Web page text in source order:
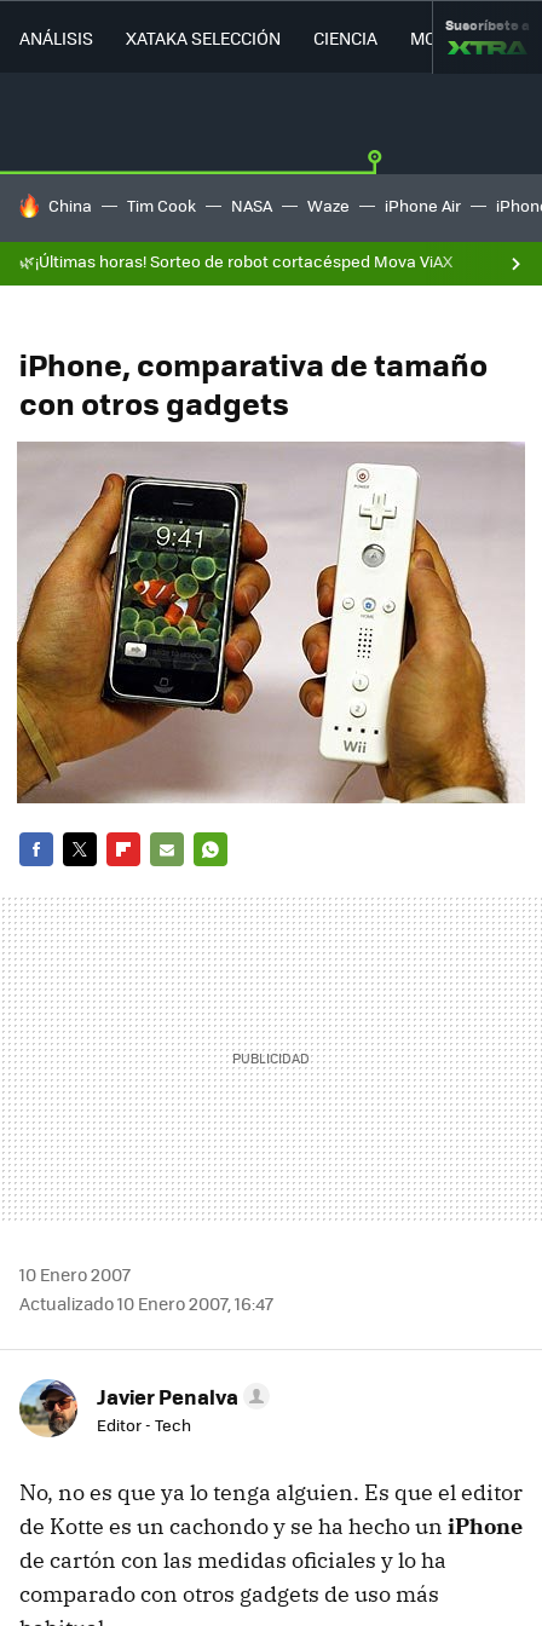
ANÁLISIS XATAKA SELECCIÓN CIENCIA MOVILIDAD
Suscríbete a
HOY SE HABLA DE
China Tim Cook NASA Waze iPhone Air
🌿¡Últimas horas! Sorteo de robot cortacésped Mova ViAX
iPhone, comparativa de tamaño
con otros gadgets
MAIL
10 Enero 2007
Actualizado 10 Enero 2007, 16:47
Javier Penalva
Editor - Tech
No, no es que ya lo tenga alguien. Es que el editor
de Kotte es un cachondo y se ha hecho un iPhone
de cartón con las medidas oficiales y lo ha
comparado con otros gadgets de uso más